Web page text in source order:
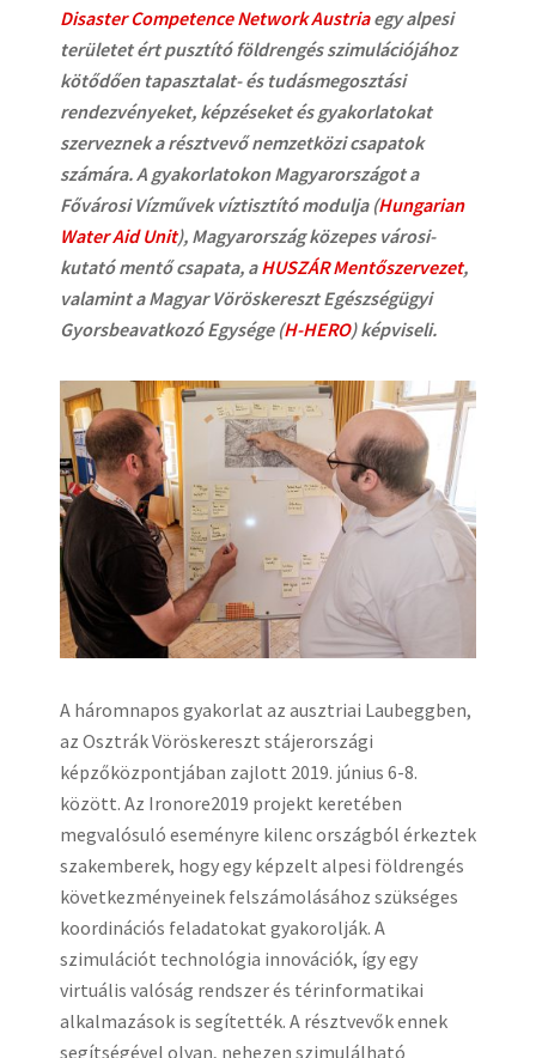
Disaster Competence Network Austriaegy alpesi
területet ért pusztító földrengés szimulációjához
kötődően tapasztalat- és tudásmegosztási
rendezvényeket, képzéseket és gyakorlatokat
szerveznek a résztvevő nemzetközi csapatok
számára. A gyakorlatokon Magyarországot a
Fővárosi Vízművek víztisztító modulja (Hungarian
Water Aid Unit), Magyarország közepes városi-
kutató mentő csapata, aHUSZÁR Mentőszervezet,
valamint a Magyar Vöröskereszt Egészségügyi
Gyorsbeavatkozó Egysége (H-HERO) képviseli.
A háromnapos gyakorlat az ausztriai Laubeggben,
az Osztrák Vöröskereszt stájerországi
képzőközpontjában zajlott 2019. június 6-8.
között. Az Ironore2019 projekt keretében
megvalósuló eseményre kilenc országból érkeztek
szakemberek, hogy egy képzelt alpesi földrengés
következményeinek felszámolásához szükséges
koordinációs feladatokat gyakorolják. A
szimulációt technológia innovációk, így egy
virtuális valóság rendszer és térinformatikai
alkalmazások is segítették. A résztvevők ennek
segítségével olyan, nehezen szimulálható